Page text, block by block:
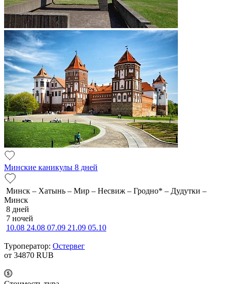
Минские каникулы 8 дней
Минск – Хатынь – Мир – Несвиж – Гродно* – Дудутки –
Минск
8 дней
7 ночей
10.08 24.08 07.09 21.09 05.10
Туроператор: Остервег
от 34870 RUB